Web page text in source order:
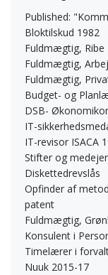
Published:
Bloktilskud 1982
Fuldmægtig,
Fuldmægtig,
Fuldmægtig,
Budget- og
DSB-
IT-
IT-revisor ISACA
Stifter og
Diskettedrevslås
Opfinder af
patent
Fuldmægtig,
Konsulent i
Timelærer i
Nuuk 2015-17